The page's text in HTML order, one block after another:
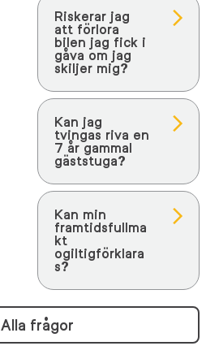
Riskerar jag
att förlora
bilen jag fick i
gåva om jag
skiljer mig?
Kan jag
tvingas riva en
7 år gammal
gäststuga?
Kan min
framtidsfullma
kt
ogiltigförklara
s?
Alla frågor